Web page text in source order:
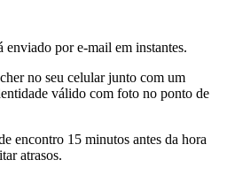
enviado por e-mail em instantes.
no seu celular junto com um
válido com foto no ponto de
encontro 15 minutos antes da hora
atrasos.